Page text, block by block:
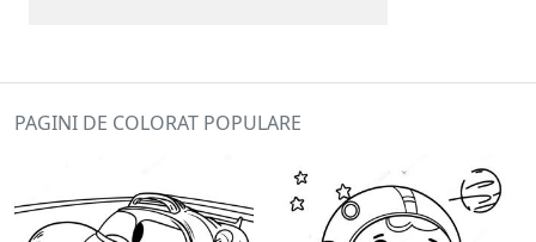
PAGINI DE COLORAT POPULARE